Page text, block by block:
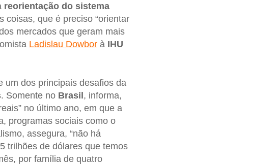
reorientação do sistema
coisas, que é preciso “orientar
mercados que geram mais
Ladislau Dowborà IHU
um dos principais desafios da
. Somente no Brasil , informa,
no último ano, em que a
programas sociais como o
assegura, “não há
trilhões de dólares que temos
por família de quatro